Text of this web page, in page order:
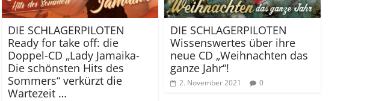
DIE SCHLAGERPILOTEN
Ready for take off: die
Doppel-CD „Lady Jamaika-
Die schönsten Hits des
Sommers“ verkürzt die
Wartezeit …
DIE SCHLAGERPILOTEN
Wissenswertes über ihre
neue CD „Weihnachten das
ganze Jahr“!
2. November 2021 0